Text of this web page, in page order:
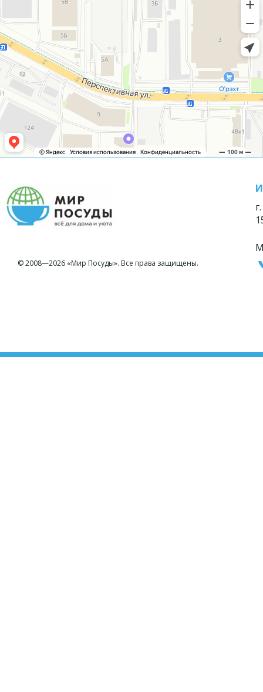
© 2008—2026 «Мир Посуды». Все права защищены.